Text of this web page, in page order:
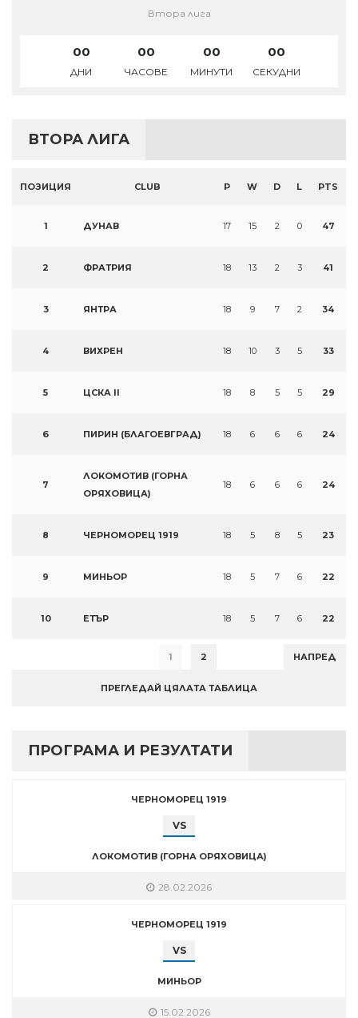
Втора лига
00
ДНИ
00
ЧАСОВЕ
00
МИНУТИ
00
СЕКУДНИ
ВТОРА ЛИГА
ПОЗИЦИЯ CLUB P W D L PTS
1 ДУНАВ 17 15 2 0 47
2 ФРАТРИЯ 18 13 2 3 41
3 ЯНТРА 18 9 7 2 34
4 ВИХРЕН 18 10 3 5 33
5 ЦСКА II 18 8 5 5 29
6 ПИРИН (БЛАГОЕВГРАД) 18 6 6 6 24
7
ЛОКОМОТИВ (ГОРНА
ОРЯХОВИЦА)
18 6 6 6 24
8 ЧЕРНОМОРЕЦ 1919 18 5 8 5 23
9 МИНЬОР 18 5 7 6 22
10 ЕТЪР 18 5 7 6 22
1 2 НАПРЕД
ПРЕГЛЕДАЙ ЦЯЛАТА ТАБЛИЦА
ПРОГРАМА И РЕЗУЛТАТИ
ЧЕРНОМОРЕЦ 1919
VS
ЛОКОМОТИВ (ГОРНА ОРЯХОВИЦА)
28.02.2026
ЧЕРНОМОРЕЦ 1919
VS
МИНЬОР
15.02.2026